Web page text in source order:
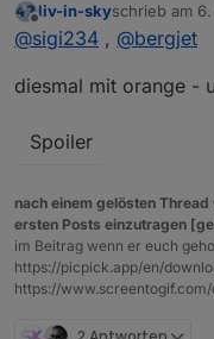
der "depp"
Offline
liv-in-skyschrieb am
zuletzt
@sigi234 , @bergjet
diesmal mit orange -
Spoiler
nach einem gelösten
ersten Posts einzutragen
im Beitrag wenn er euch
https://picpick.app/en/
https://